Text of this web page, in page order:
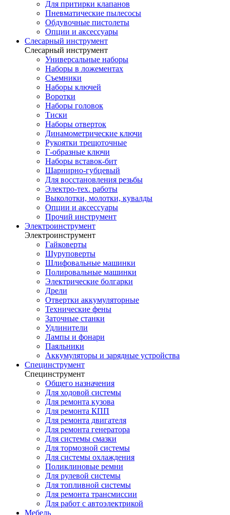
Для притирки клапанов
Пневматические пылесосы
Обдувочные пистолеты
Опции и аксессуары
Слесарный инструмент
Слесарный инструмент
Универсальные наборы
Наборы в ложементах
Съемники
Наборы ключей
Воротки
Наборы головок
Тиски
Наборы отверток
Динамометрические ключи
Рукоятки трещоточные
Г-образные ключи
Наборы вставок-бит
Шарнирно-губцевый
Для восстановления резьбы
Электро-тех. работы
Выколотки, молотки, кувалды
Опции и аксессуары
Прочий инструмент
Электроинструмент
Электроинструмент
Гайковерты
Шуруповерты
Шлифовальные машинки
Полировальные машинки
Электрические болгарки
Дрели
Отвертки аккумуляторные
Технические фены
Заточные станки
Удлинители
Лампы и фонари
Паяльники
Аккумуляторы и зарядные устройства
Специнструмент
Специнструмент
Общего назначения
Для ходовой системы
Для ремонта кузова
Для ремонта КПП
Для ремонта двигателя
Для ремонта генератора
Для системы смазки
Для тормозной системы
Для системы охлаждения
Поликлиновые ремни
Для рулевой системы
Для топливной системы
Для ремонта трансмиссии
Для работ с автоэлектрикой
Мебель